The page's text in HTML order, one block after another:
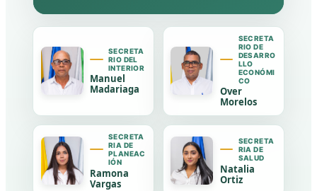
SECRETA
RIO DEL
INTERIOR
Manuel
Madariaga
SECRETA
RIO DE
DESARRO
LLO
ECONÓMI
CO
Over
Morelos
SECRETA
RIA DE
PLANEAC
IÓN
Ramona
Vargas
SECRETA
RIA DE
SALUD
Natalia
Ortiz